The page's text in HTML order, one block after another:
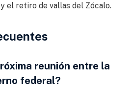
el retiro de vallas del Zócalo.
reunión entre la
federal?